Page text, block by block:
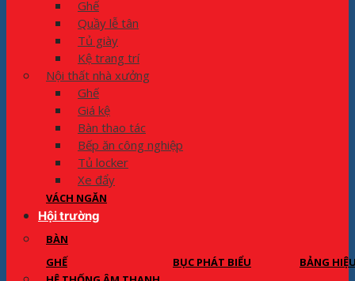
Ghế
Quầy lễ tân
Tủ giày
Kệ trang trí
Nội thất nhà xưởng
Ghế
Giá kệ
Bàn thao tác
Bếp ăn công nghiệp
Tủ locker
Xe đẩy
VÁCH NGĂN
Hội trường
BÀN
GHẾ
BỤC PHÁT BIỂU
BẢNG